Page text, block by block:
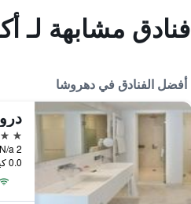
فنادق مشابهة لـ
أفضل الفنادق في دهروشا
4 نجوم
0.0 كيلومتر عن وسط المدينة